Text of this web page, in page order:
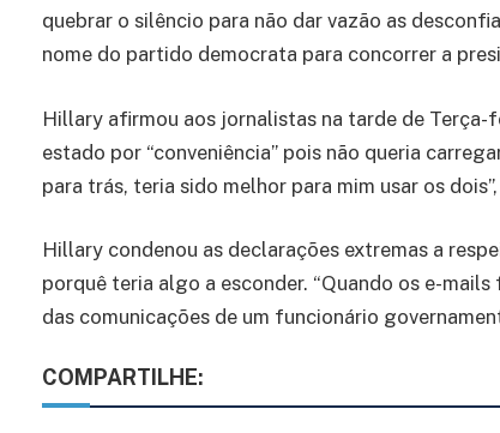
quebrar o silêncio para não dar vazão as
nome do partido democrata para concorrer a
Hillary afirmou aos jornalistas na tarde de Terça-
estado por “conveniência” pois não queria
para trás, teria sido melhor para mim usar os
Hillary condenou as declarações extremas a
porquê teria algo a esconder. “Quando os e-
das comunicações de um funcionário
COMPARTILHE: